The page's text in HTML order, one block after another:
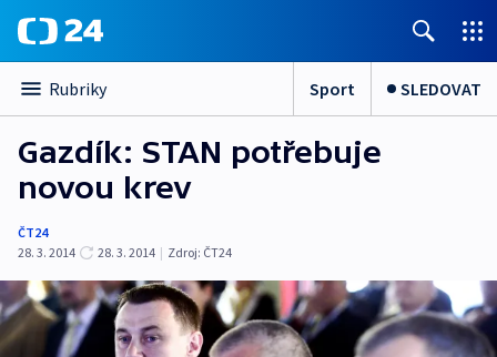
Rubriky Sport SLEDOVAT
Gazdík: STAN potřebuje
novou krev
ČT24
28. 3. 2014
28. 3. 2014 | Zdroj: ČT24